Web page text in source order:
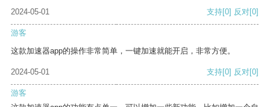
2024-05-01
支持[0] 反对[0]
游客
这款加速器app的操作非常简单，一键加速就能开启，非常方便。
2024-05-01 支持[0] 反对[0]
游客